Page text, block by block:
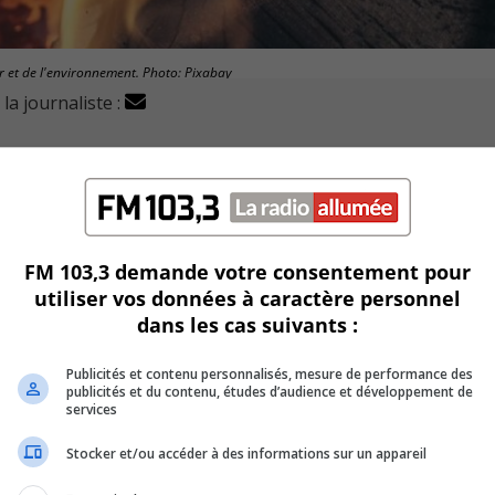
et de l'environnement. Photo: Pixabay
journaliste :
nouveaux élus, dans le dossier des feux extérieurs
le règlement interdisant ces feux.
de la qualité de l’air et de l’environnement.
Greenfield Park, Robert Myles.
feux extérieurs au bois soient interdits à Longueuil.
FM 103,3 demande votre consentement pour
utiliser vos données à caractère personnel
dans les cas suivants :
Publicités et contenu personnalisés, mesure de performance des
publicités et du contenu, études d’audience et développement de
services
Stocker et/ou accéder à des informations sur un appareil